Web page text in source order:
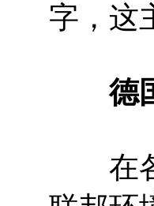
字，这
德国
在各